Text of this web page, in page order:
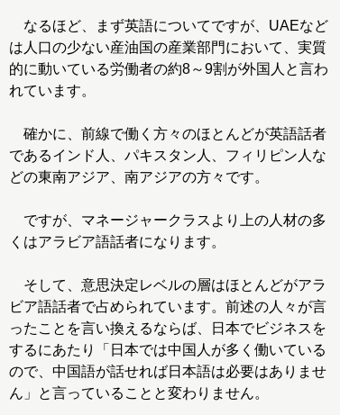
なるほど、まず英語についてですが、UAEなど
は人口の少ない産油国の産業部門において、実質
的に動いている労働者の約8～9割が外国人と言わ
れています。
確かに、前線で働く方々のほとんどが英語話者
であるインド人、パキスタン人、フィリピン人な
どの東南アジア、南アジアの方々です。
ですが、マネージャークラスより上の人材の多
くはアラビア語話者になります。
そして、意思決定レベルの層はほとんどがアラ
ビア語話者で占められています。前述の人々が言
ったことを言い換えるならば、日本でビジネスを
するにあたり「日本では中国人が多く働いている
ので、中国語が話せれば日本語は必要はありませ
ん」と言っていることと変わりません。